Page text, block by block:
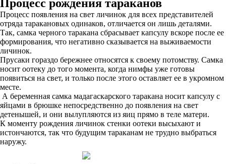
Процесс рождения тараканов
Процесс появления на свет личинок для всех представителей
отряда таракановых одинаков, отличается он лишь деталями.
Так, самка черного таракана сбрасывает капсулу вскоре после ее
формирования, что негативно сказывается на выживаемости
личинок.
Прусаки гораздо бережнее относятся к своему потомству. Самка
носит оотеку до того момента, когда нимфы уже готовы
появиться на свет, и только после этого оставляет ее в укромном
месте.
А беременная самка мадагаскарского таракана носит капсулу с
яйцами в брюшке непосредственно до появления на свет
детенышей, и они вылупляются из яиц прямо в теле матери.
К моменту рождения личинок стенки оотеки высыхают и
истончаются, так что будущим тараканам не трудно выбраться
наружу.